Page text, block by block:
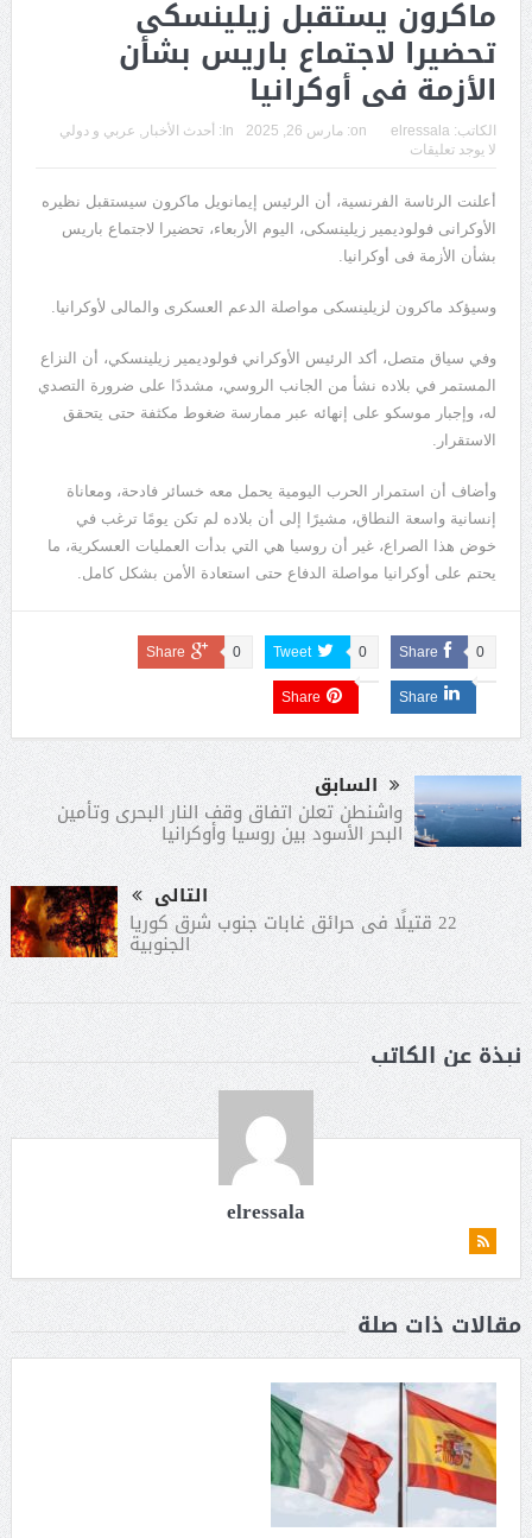
ماكرون يستقبل زيلينسكى
تحضيرا لاجتماع باريس بشأن
الأزمة فى أوكرانيا
الكاتب: elressala
on: مارس 26, 2025 In: أحدث الأخبار
عربي و دولي
لا يوجد تعليقات
أعلنت الرئاسة الفرنسية، أن الرئيس إيمانويل ماكرون سيستقبل نظيره
الأوكرانى فولوديمير زيلينسكى، اليوم الأربعاء، تحضيرا لاجتماع باريس
بشأن الأزمة فى أوكرانيا.
وسيؤكد ماكرون لزيلينسكى مواصلة الدعم العسكرى والمالى لأوكرانيا.
وفي سياق متصل، أكد الرئيس الأوكراني فولوديمير زيلينسكي، أن النزاع
المستمر في بلاده نشأ من الجانب الروسي، مشددًا على ضرورة التصدي
له، وإجبار موسكو على إنهائه عبر ممارسة ضغوط مكثفة حتى يتحقق
الاستقرار.
وأضاف أن استمرار الحرب اليومية يحمل معه خسائر فادحة، ومعاناة
إنسانية واسعة النطاق، مشيرًا إلى أن بلاده لم تكن يومًا ترغب في
خوض هذا الصراع، غير أن روسيا هي التي بدأت العمليات العسكرية، ما
يحتم على أوكرانيا مواصلة الدفاع حتى استعادة الأمن بشكل كامل.
Share 0
Tweet 0
Share 0
Share
Share
السابق
واشنطن تعلن اتفاق وقف النار البحرى وتأمين
البحر الأسود بين روسيا وأوكرانيا
التالى
22 قتيلًا فى حرائق غابات جنوب شرق كوريا
الجنوبية
نبذة عن الكاتب
elressala
مقالات ذات صلة